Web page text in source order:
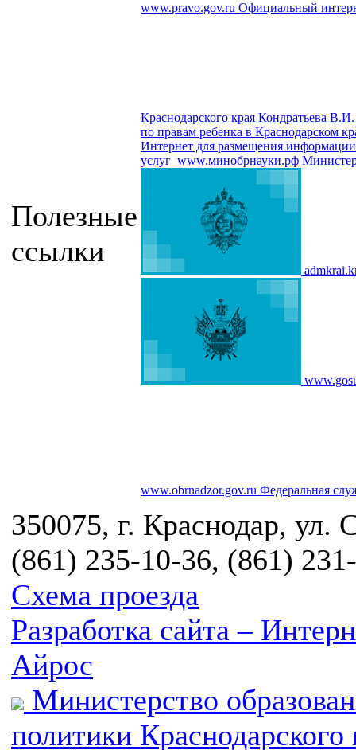
Полезные
ссылки
www.pravo.gov.ru Официальный
Краснодарского края Кондратьева В.И.
по правам ребенка в Краснодарском
Интернет для размещения информации
услуг www.минобрнауки.рф
www.obrnadzor.gov.ru Федеральная
350075, г. Краснодар, ул.
(861) 235-10-36, (861)
Схема проезда
Разработка сайта –
Айрос
Министерство
политики Краснодарского